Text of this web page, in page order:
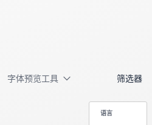
字体预览工具 筛选器
语言